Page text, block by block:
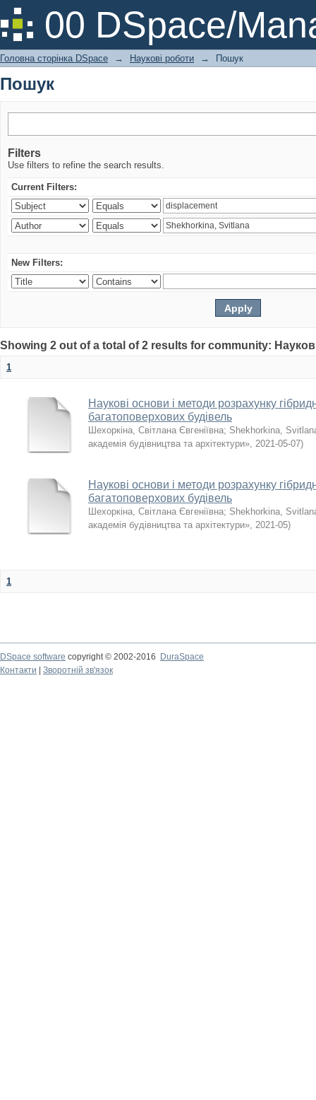
00 DSpace/
Пошук
Головна сторінка DSpace → Наукові роботи → Пошук
Пошук
Filters
Use filters to refine the search results.
Current Filters:
New Filters:
Showing 2 out of a total of 2 results for community:
1
Наукові основи і методи розрахунку
багатоповерхових будівель
Шехоркіна, Світлана Євгеніївна; Shekhorkina,
академія будівництва та архітектури», 2021-05-07)
Наукові основи і методи розрахунку
багатоповерхових будівель
Шехоркіна, Світлана Євгеніївна; Shekhorkina,
академія будівництва та архітектури», 2021-05)
1
DSpace software copyright © 2002-2016
DuraSpace
Контакти
Зворотній зв'язок